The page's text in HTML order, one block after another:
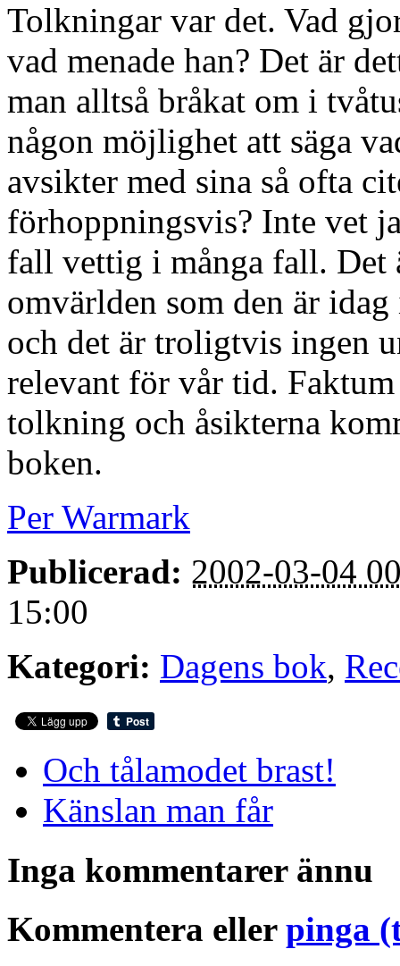
Tolkningar var det. Vad
vad menade han? Det är
man alltså bråkat om i
någon möjlighet att säga
avsikter med sina så ofta
förhoppningsvis? Inte vet
fall vettig i många fall. Det
omvärlden som den är
och det är troligtvis ingen
relevant för vår tid.
tolkning och åsikterna
boken.
Per Warmark
Publicerad: 2002-03-04
15:00
Kategori: Dagens bok,
Och tålamodet brast!
Känslan man får
Inga kommentarer ännu
Kommentera eller pinga